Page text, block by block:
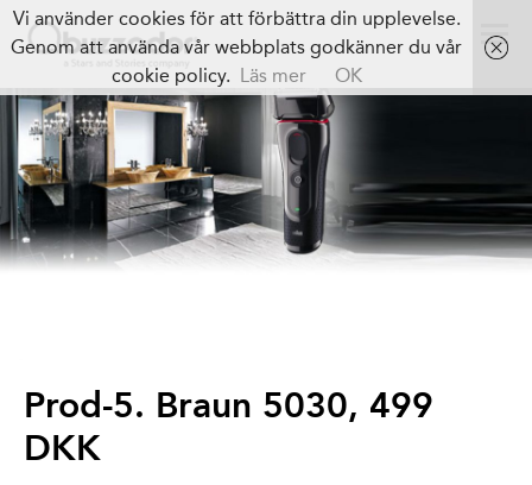
Prod-5. Braun 5030, 499
DKK
Vi använder cookies för att förbättra din upplevelse.
Genom att använda vår webbplats godkänner du vår
cookie policy. Läs mer OK